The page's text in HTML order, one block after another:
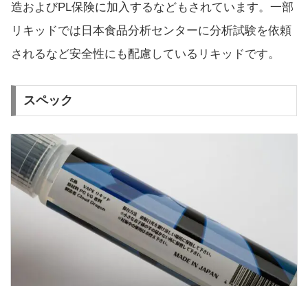
造およびPL保険に加入するなどもされています。一部
リキッドでは日本食品分析センターに分析試験を依頼
されるなど安全性にも配慮しているリキッドです。
スペック